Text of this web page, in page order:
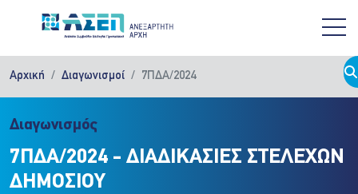
Αρχική Διαγωνισμοί 7ΠΔΑ/2024
Διαγωνισμός
7ΠΔΑ/2024 - ΔΙΑΔΙΚΑΣΙΕΣ ΣΤΕΛΕΧΩΝ
ΔΗΜΟΣΙΟΥ